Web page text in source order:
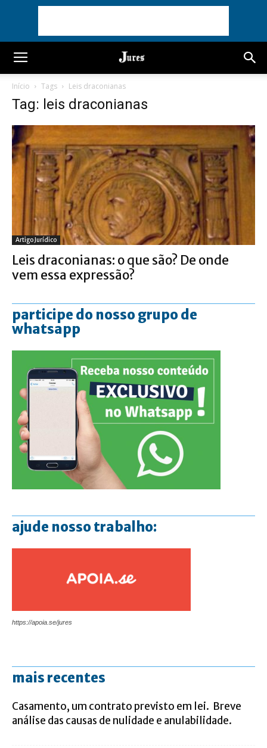
Início Tags Leis draconianas
Tag: leis draconianas
Artigo Jurídico
Leis draconianas: o que são? De onde
vem essa expressão?
participe do nosso grupo de
whatsapp
ajude nosso trabalho:
https://apoia.se/jures
mais recentes
Casamento, um contrato previsto em lei. Breve
análise das causas de nulidade e anulabilidade.